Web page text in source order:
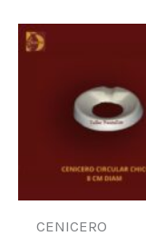
CENICERO